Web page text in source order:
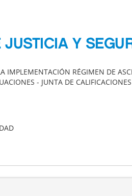
Y
IMPLEMENTACIÓN RÉGIMEN DE
- JUNTA DE CALIFICACIONES